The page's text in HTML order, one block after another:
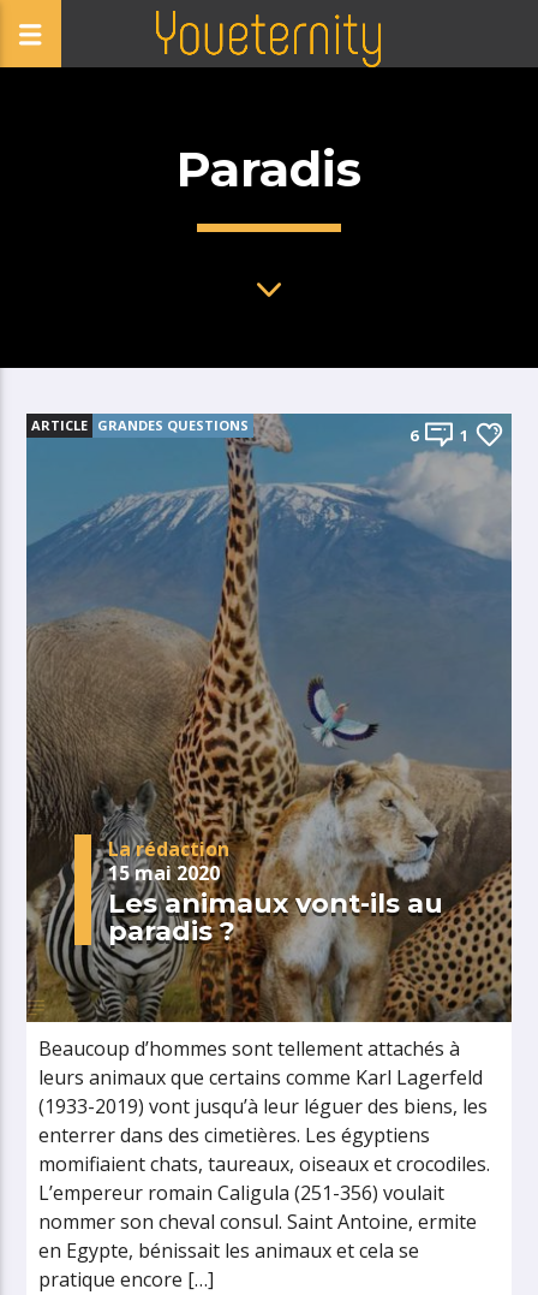
Paradis
ARTICLE GRANDES QUESTIONS 6 1
La rédaction
15 mai 2020
Les animaux vont-ils au
paradis ?
Beaucoup d’hommes sont tellement attachés à
leurs animaux que certains comme Karl Lagerfeld
(1933-2019) vont jusqu’à leur léguer des biens, les
enterrer dans des cimetières. Les égyptiens
momifiaient chats, taureaux, oiseaux et crocodiles.
L’empereur romain Caligula (251-356) voulait
nommer son cheval consul. Saint Antoine, ermite
en Egypte, bénissait les animaux et cela se
pratique encore […]